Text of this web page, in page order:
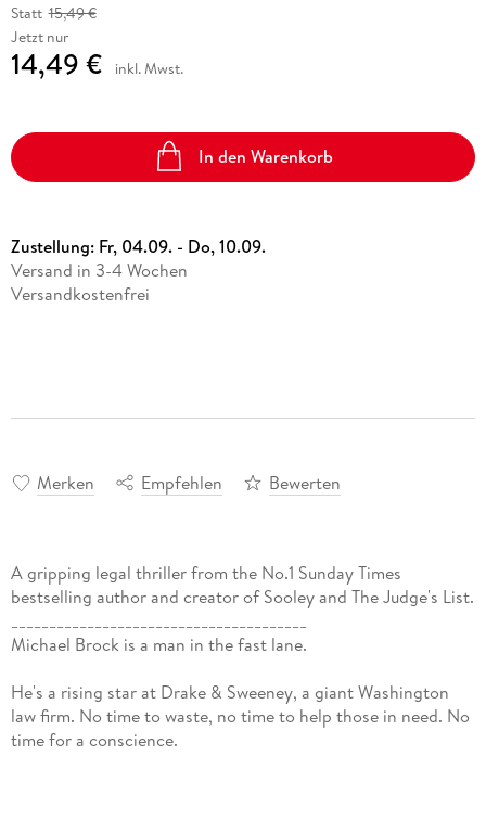
Statt 15,49 €
Jetzt nur
14,49 € inkl. Mwst.
In den Warenkorb
Zustellung: Fr, 04.09. - Do, 10.09.
Versand in 3-4 Wochen
Versandkostenfrei
Merken Empfehlen Bewerten
A gripping legal thriller from the No.1 Sunday Times
bestselling author and creator of Sooley and The Judge's List.
Michael Brock is a man in the fast lane.
He's a rising star at Drake & Sweeney, a giant Washington
law firm. No time to waste, no time to help those in need. No
time for a conscience.